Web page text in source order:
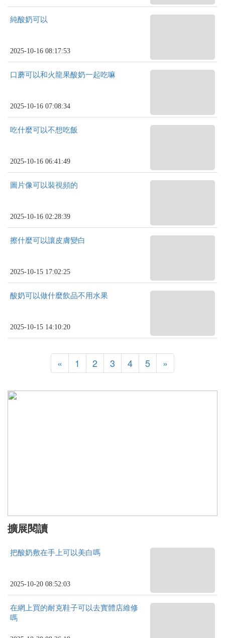
純酸奶可以
2025-10-16 08:17:53
口蘑可以和火龍果酸奶一起吃嘛
2025-10-16 07:08:34
吃什麼可以不想吃飯
2025-10-16 06:41:49
圖片像可以裝視頻的
2025-10-16 02:28:39
擦什麼可以讓皮膚變白
2025-10-15 17:02:25
酸奶可以做什麼飲品不用水果
2025-10-15 14:10:20
« 1 2 3 4 5 »
擴展閱讀
把酸奶敷在手上可以美白嗎
2025-10-20 08:52:03
在網上買的耐克鞋子可以去實體店維修
嗎